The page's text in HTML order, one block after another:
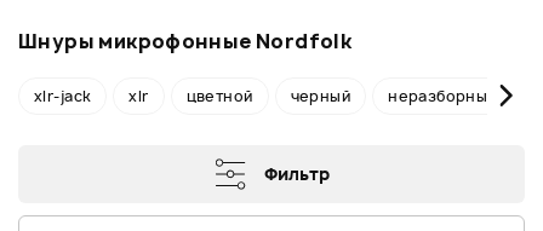
Шнуры микрофонные Nordfolk
xlr-jack xlr цветной черный неразборные
Фильтр